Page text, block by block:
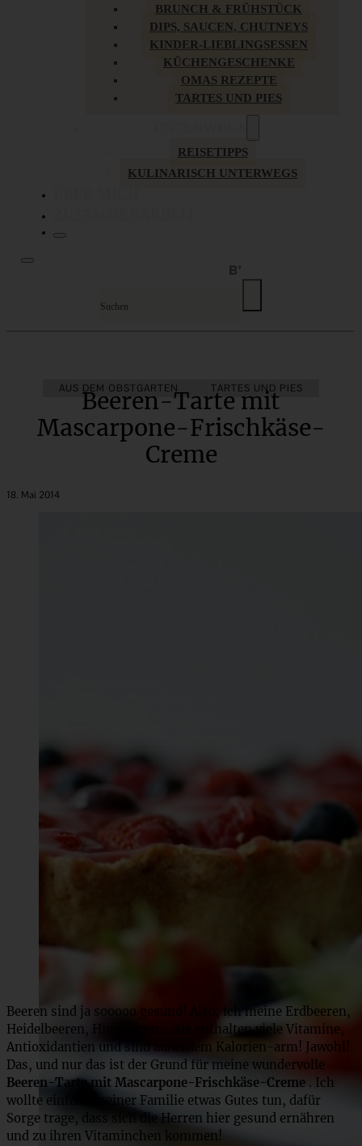
BRUNCH & FRÜHSTÜCK
DIPS, SAUCEN, CHUTNEYS
KINDER-LIEBLINGSESSEN
KÜCHENGESCHENKE
OMAS REZEPTE
TARTES UND PIES
REISETIPPS
KULINARISCH UNTERWEGS
AUS DEM OBSTGARTEN TARTES UND PIES
Beeren-Tarte mit
Mascarpone-Frischkäse-
Creme
18. Mai 2014
Beeren sind ja sooooo gesund! Also, ich meine Erdbeeren,
Heidelbeeren, Himbeeren…. sie enthalten viele Vitamine,
Antioxidantien und sind außerdem Kalorien-arm! Jawohl!
Das, und nur das ist der Grund für meine wundervolle
Beeren-Tarte mit Mascarpone-Frischkäse-Creme . Ich
wollte einfach meiner Familie etwas Gutes tun, dafür
Sorge trage, dass sich die Herren hier gesund ernähren
und zu ihren Vitaminchen kommen!